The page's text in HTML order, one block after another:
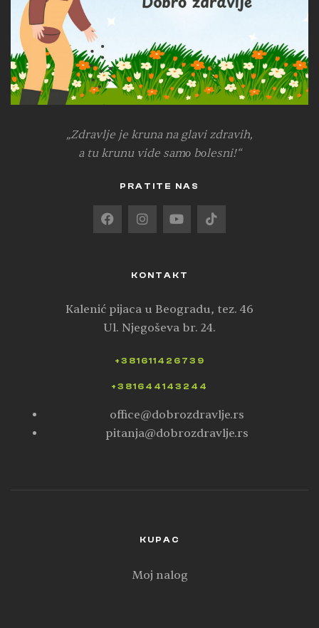
„Zdravlje je kruna na glavi zdravih,
a tu krunu vide samо bоlesni!“
PRATITE NAS
KUPAC
Moj nalog
KONTAKT
Kalenić pijaca u Beogradu, tez. 46
Ul. Njegoševa br. 24.
+381611426739
+381644143244
office@dobrozdravlje.rs
pitanja@dobrozdravlje.rs